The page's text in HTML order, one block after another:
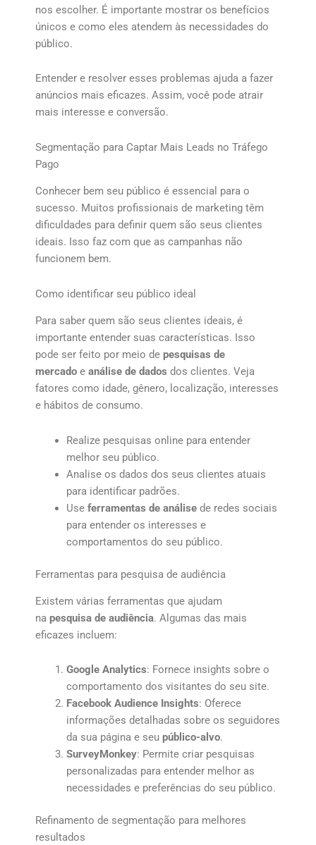
nos escolher. É importante mostrar os benefícios
únicos e como eles atendem às necessidades do
público.
Entender e resolver esses problemas ajuda a fazer
anúncios mais eficazes. Assim, você pode atrair
mais interesse e conversão.
Segmentação para Captar Mais Leads no Tráfego
Pago
Conhecer bem seu público é essencial para o
sucesso. Muitos profissionais de marketing têm
dificuldades para definir quem são seus clientes
ideais. Isso faz com que as campanhas não
funcionem bem.
Como identificar seu público ideal
Para saber quem são seus clientes ideais, é
importante entender suas características. Isso
pode ser feito por meio de pesquisas de
mercado e análise de dados dos clientes. Veja
fatores como idade, gênero, localização, interesses
e hábitos de consumo.
Realize pesquisas online para entender
melhor seu público.
Analise os dados dos seus clientes atuais
para identificar padrões.
Use ferramentas de análisede redes sociais
para entender os interesses e
comportamentos do seu público.
Ferramentas para pesquisa de audiência
Existem várias ferramentas que ajudam
na pesquisa de audiência. Algumas das mais
eficazes incluem:
Google Analytics: Fornece insights sobre o
comportamento dos visitantes do seu site.
Facebook Audience Insights: Oferece
informações detalhadas sobre os seguidores
da sua página e seu público-alvo.
SurveyMonkey: Permite criar pesquisas
personalizadas para entender melhor as
necessidades e preferências do seu público.
Refinamento de segmentação para melhores
resultados